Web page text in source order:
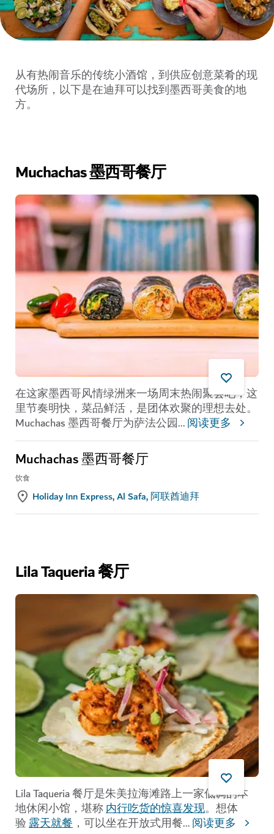
从有热闹音乐的传统小酒馆，到供应创意菜肴的现
代场所，以下是在迪拜可以找到墨西哥美食的地
方。
Muchachas 墨西哥餐厅
在这家墨西哥风情绿洲来一场周末热闹聚会吧，这
里节奏明快，菜品鲜活，是团体欢聚的理想去处。
Muchachas 墨西哥餐厅为萨法公园...阅读更多
Muchachas 墨西哥餐厅
饮食
Holiday Inn Express, Al Safa, 阿联酋迪拜
Lila Taqueria 餐厅
Lila Taqueria 餐厅是朱美拉海滩路上一家低调的本
地休闲小馆，堪称内行吃货的惊喜发现。想体
验露天就餐 ，可以坐在开放式用餐...阅读更多